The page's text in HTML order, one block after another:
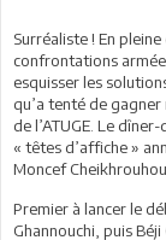
Surréaliste ! En
confrontations
esquisser les
qu’a tenté de
de l’ATUGE. Le
« têtes d’affiche »
Moncef
Premier à lancer le
Ghannouchi, puis